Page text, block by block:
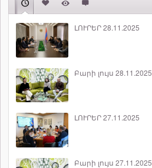
ԼՈՒՐԵՐ 28.11.2025
Բարի լույս 28.11.2025
ԼՈՒՐԵՐ 27.11.2025
Բարի լույս 27.11.2025